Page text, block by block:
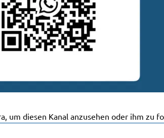
um diesen Kanal anzusehen oder ihm zu